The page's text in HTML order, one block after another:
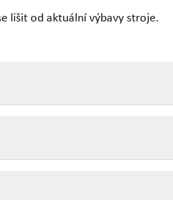
lišit od aktuální výbavy stroje.